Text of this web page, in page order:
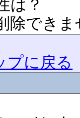
は？
除できま
に戻る